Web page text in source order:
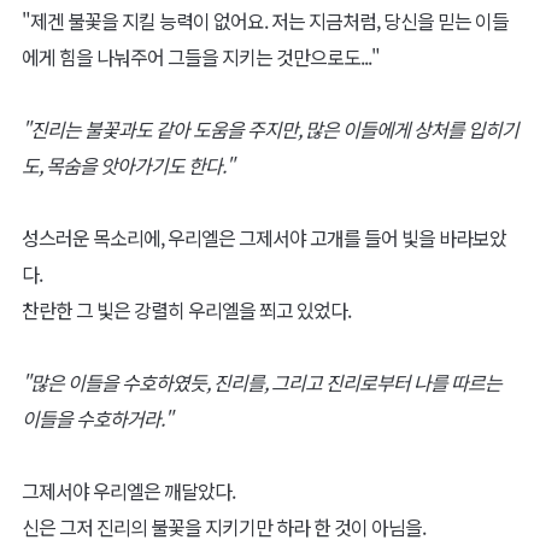
"레미디오스시여, 어찌하여 제게 당신의 불꽃을 내리셨나요?"
우리엘을 비추며 내리쬐는 빛, 그녀는 빛의 근원을 향해 두 손을 모아
내밀었다.
그녀의 손안에는, 작은 불씨가 일렁이고 있었다.
얼마 전, 그녀가 레미디오스에게서 하사받은 것이었다.
"진리의 불꽃... 저는 이것을 지킬 능력을 가지고 있지 않아요. 분명
저보단, 다른 이에게 내리심이 옳다고 생각해요. "
진리의 불꽃.
그것은 세상에 진리가 존재하는 한 절대 꺼지지 않는 불꽃이다.